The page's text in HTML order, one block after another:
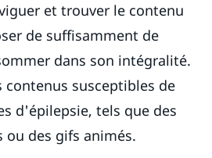
et trouver le contenu
de suffisamment de
dans son intégralité.
contenus susceptibles de
d'épilepsie, tels que des
des gifs animés.